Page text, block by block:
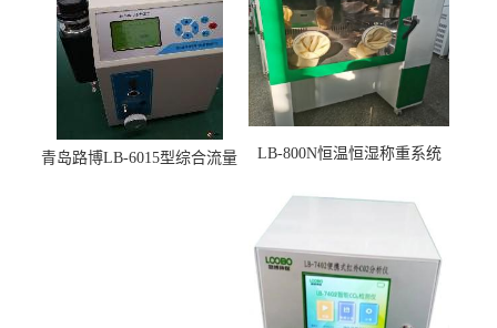
青岛路博LB-6015型综合流量
LB-800N恒温恒湿称重系统